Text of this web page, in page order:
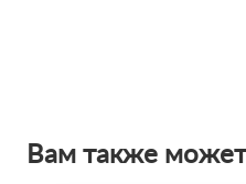
Вам также